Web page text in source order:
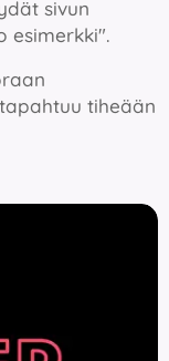
sivun
esimerkki".
tiheään